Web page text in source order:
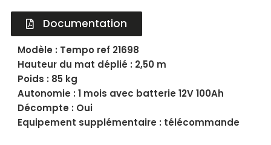
Documentation
Modèle : Tempo ref 21698
Hauteur du mat déplié : 2,50 m
Poids : 85 kg
Autonomie : 1 mois avec batterie 12V 100Ah
Décompte : Oui
Equipement supplémentaire : télécommande